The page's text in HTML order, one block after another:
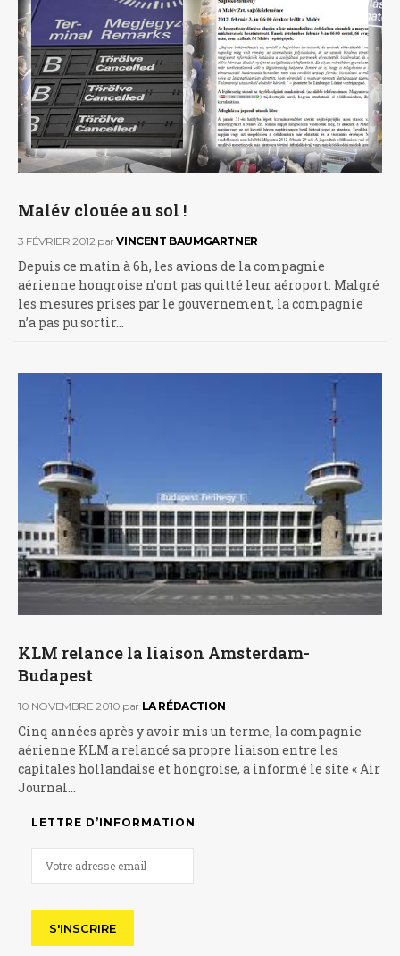
Malév clouée au sol !
3 FÉVRIER 2012 parVINCENT BAUMGARTNER
Depuis ce matin à 6h, les avions de la compagnie
aérienne hongroise n’ont pas quitté leur aéroport. Malgré
les mesures prises par le gouvernement, la compagnie
n’a pas pu sortir…
KLM relance la liaison Amsterdam-
Budapest
10 NOVEMBRE 2010 par LA RÉDACTION
Cinq années après y avoir mis un terme, la compagnie
aérienne KLM a relancé sa propre liaison entre les
capitales hollandaise et hongroise, a informé le site « Air
Journal…
LETTRE D’INFORMATION